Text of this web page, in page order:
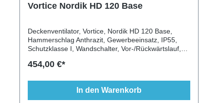
Vortice Nordik HD 120 Base
Deckenventilator, Vortice, Nordik HD 120 Base,
Hammerschlag Anthrazit, Gewerbeeinsatz, IP55,
Schutzklasse I, Wandschalter, Vor-/Rückwärtslauf,
Staubbeständig
454,00 €*
In den Warenkorb